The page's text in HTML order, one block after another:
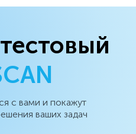
с вами и покажут
ваших задач